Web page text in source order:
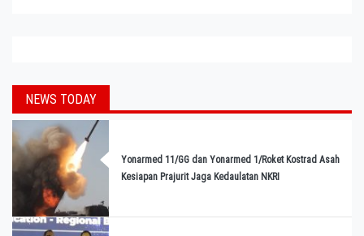
NEWS TODAY
Yonarmed 11/GG dan Yonarmed 1/Roket Kostrad Asah
Kesiapan Prajurit Jaga Kedaulatan NKRI